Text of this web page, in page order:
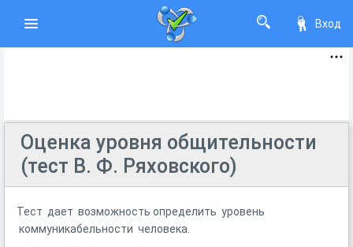
Вход
Оценка уровня общительности
(тест В. Ф. Ряховского)
Тест дает возможность определить уровень
коммуникабельности человека.